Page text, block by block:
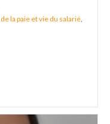
la paie et vie du salarié,